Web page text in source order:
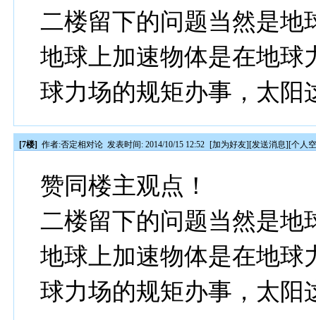
二楼留下的问题当然是地
地球上加速物体是在地球
球力场的规矩办事，太阳
[7楼] 作者:否定相对论 发表时间: 2014/10/15 12:52 [加为好友][发送消息][个人
赞同楼主观点！
二楼留下的问题当然是地
地球上加速物体是在地球
球力场的规矩办事，太阳